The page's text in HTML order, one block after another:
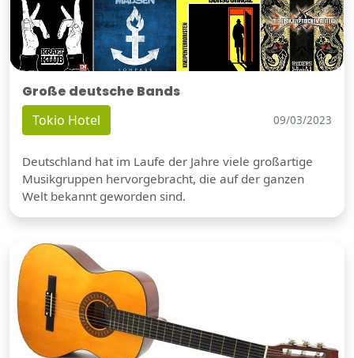
Große deutsche Bands
Tokio Hotel 09/03/2023
Deutschland hat im Laufe der Jahre viele großartige
Musikgruppen hervorgebracht, die auf der ganzen
Welt bekannt geworden sind.